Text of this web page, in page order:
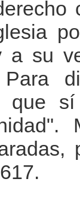
a su
que